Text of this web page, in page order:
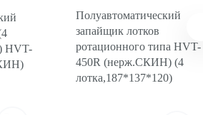
HVT-
Полуавтоматический
запайщик лотков
ротационного типа HVT-
450R (нерж.СКИН) (4
лотка,187*137*120)